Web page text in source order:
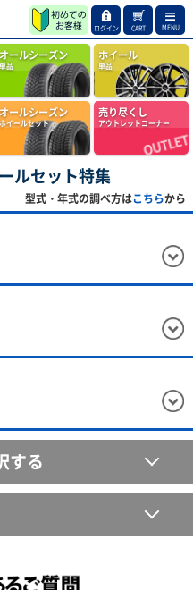
ログイン CART MENU
オールシーズン
単品
ホイール
単品
オールシーズン
ホイールセット
売り尽くし
アウトレットコーナー
ルセット特集
型式・年式の調べ方はこちらから
する